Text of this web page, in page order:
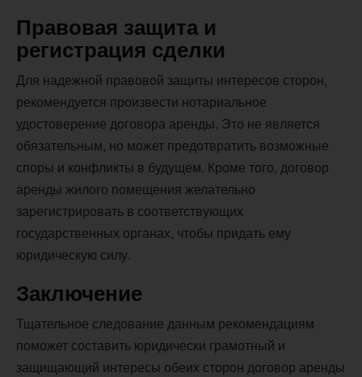
Правовая защита и
регистрация сделки
Для надежной правовой защиты интересов сторон,
рекомендуется произвести нотариальное
удостоверение договора аренды. Это не является
обязательным, но может предотвратить возможные
споры и конфликты в будущем. Кроме того, договор
аренды жилого помещения желательно
зарегистрировать в соответствующих
государственных органах, чтобы придать ему
юридическую силу.
Заключение
Тщательное следование данным рекомендациям
поможет составить юридически грамотный и
защищающий интересы обеих сторон договор аренды